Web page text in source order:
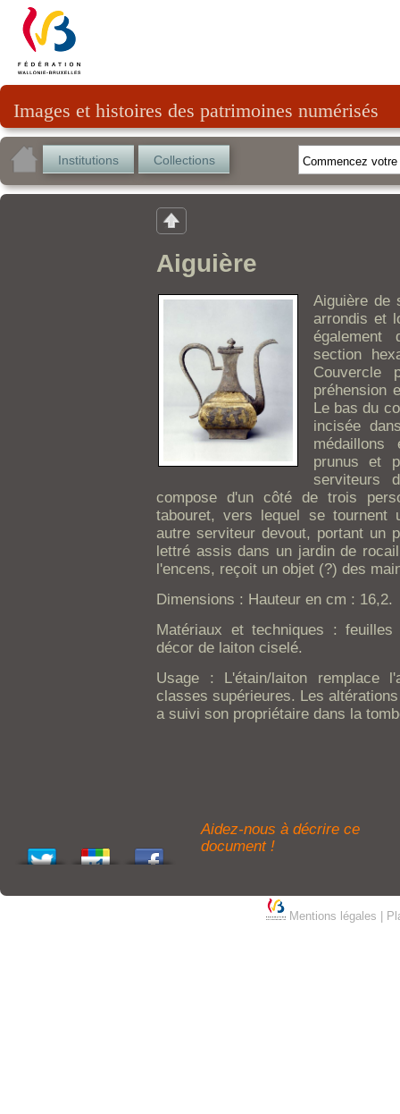
Images et histoires des patrimoines numérisés
Institutions Collections
Aiguière
Aiguière de
arrondis et
également
section
Couvercle
préhension
Le bas du
incisée
prunus et
serviteurs
compose d'un côté de trois
tabouret, vers lequel se tournent
autre serviteur devout, portant un
lettré assis dans un jardin de
l'encens, reçoit un objet (?) des
Dimensions : Hauteur en cm : 16,2.
Matériaux et techniques :
décor de laiton ciselé.
Usage : L'étain/laiton remplace
classes supérieures. Les
a suivi son propriétaire dans la
Aidez-nous à décrire ce
document !
Mentions légales